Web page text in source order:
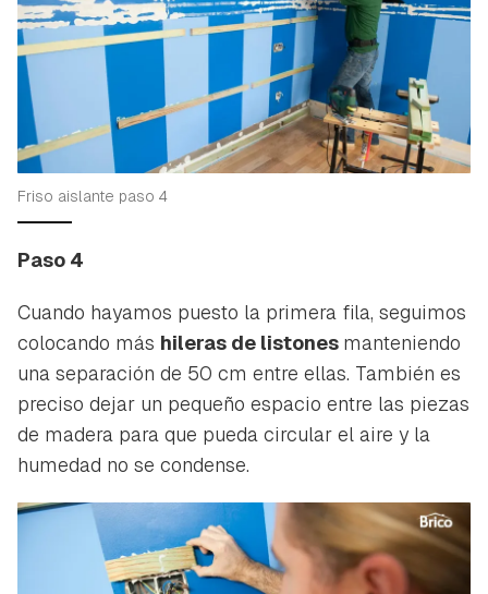
Friso aislante paso 4
Paso 4
Cuando hayamos puesto la primera fila, seguimos
colocando más hileras de listones manteniendo
una separación de 50 cm entre ellas. También es
preciso dejar un pequeño espacio entre las piezas
de madera para que pueda circular el aire y la
humedad no se condense.